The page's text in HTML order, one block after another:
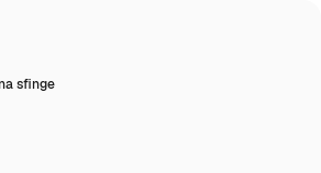
sfinge